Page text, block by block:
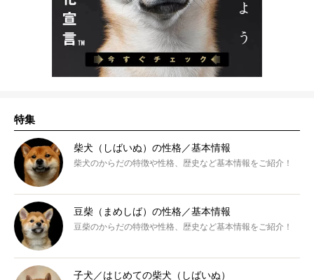
特集
柴犬（しばいぬ）の性格／基本情報
柴犬のからだの特徴や性格、歴史など基本情報をご紹介！
豆柴（まめしば）の性格／基本情報
豆柴のからだの特徴や性格、歴史など基本情報をご紹介！
子犬／はじめての柴犬（しばいぬ）